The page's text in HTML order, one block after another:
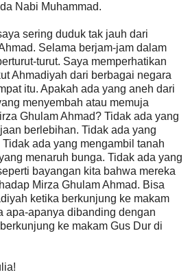
Nabi Muhammad.
sering duduk tak jauh dari
Selama berjam-jam dalam
turut. Saya memperhatikan
Ahmadiyah dari berbagai negara
itu. Apakah ada yang aneh dari
menyembah atau memuja
Ghulam Ahmad? Tidak ada yang
berlebihan. Tidak ada yang
ada yang mengambil tanah
menaruh bunga. Tidak ada yang
bayangan kita bahwa mereka
Mirza Ghulam Ahmad. Bisa
ketika berkunjung ke makam
apa-apanya dibanding dengan
ke makam Gus Dur di